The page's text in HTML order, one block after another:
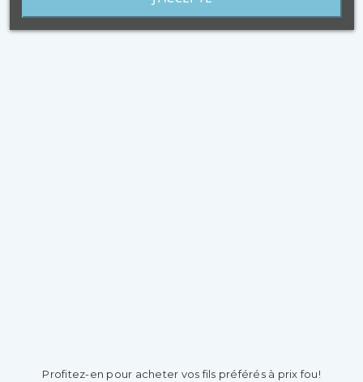
Profitez-en pour acheter vos fils préférés à prix fou!